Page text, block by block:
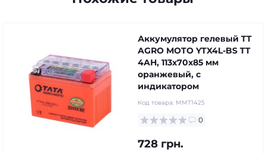
Аккумулятор гелевый TT
AGRO MOTO YTX4L-BS TT
4AH, 113х70х85 мм
оранжевый, с
индикатором
Код товара: MMT1425
0
728 грн.